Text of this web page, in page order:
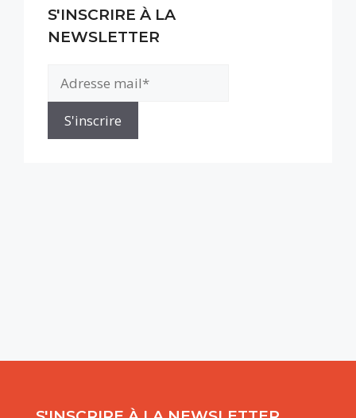
S'INSCRIRE À LA
NEWSLETTER